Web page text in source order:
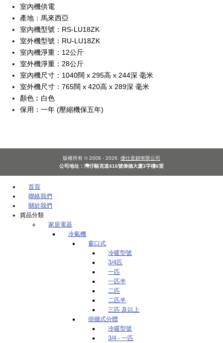
室內機供電
產地：馬來西亞
室內機型號：RS-LU18ZK
室外機型號：RU-LU18ZK
室內機淨重：12公斤
室外機淨重：28公斤
室內機尺寸：1040闊 x 295高 x 244深 毫米
室外機尺寸：765闊 x 420高 x 289深 毫米
顏色︰白色
保用：一年 (壓縮機保五年)
版權所有 © 2008 - 2026. 優仕直銷有限公司
公司地址：灣仔駱克道416號偉德大廈3字樓6室
首頁
聯絡我們
關於我們
貨品分類
家居電器
冷氣機
窗口式
冷暖型號
3/4匹
一匹
一匹半
二匹
二匹半
三匹 及以上
掛牆式分體
冷暖型號
3/4 - 一匹